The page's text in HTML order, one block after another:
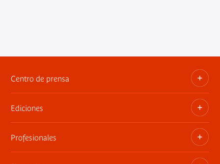
Centro de prensa
Dosieres, comunicados de prensa, anuncios de
exposiciones
Ediciones
Las publicaciones del museo
Profesionales